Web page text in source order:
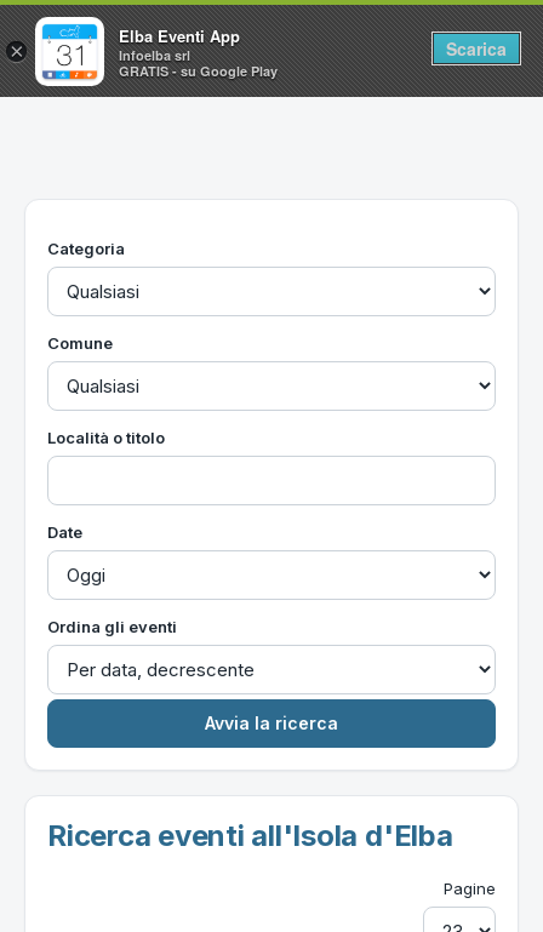
Home
Utilità
Categoria
Comune
Località o titolo
Date
Ordina gli eventi
Ricerca eventi all'Isola d'Elba
Pagine
×
Elba Eventi App
Infoelba srl
GRATIS - su Google Play
Scarica